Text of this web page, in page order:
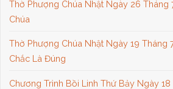
Thờ Phượng Chúa Nhật Ngày 26 Tháng
Chúa
Thờ Phượng Chúa Nhật Ngày 19 Tháng
Chắc Là Đúng
Chương Trình Bồi Linh Thứ Bảy Ngày